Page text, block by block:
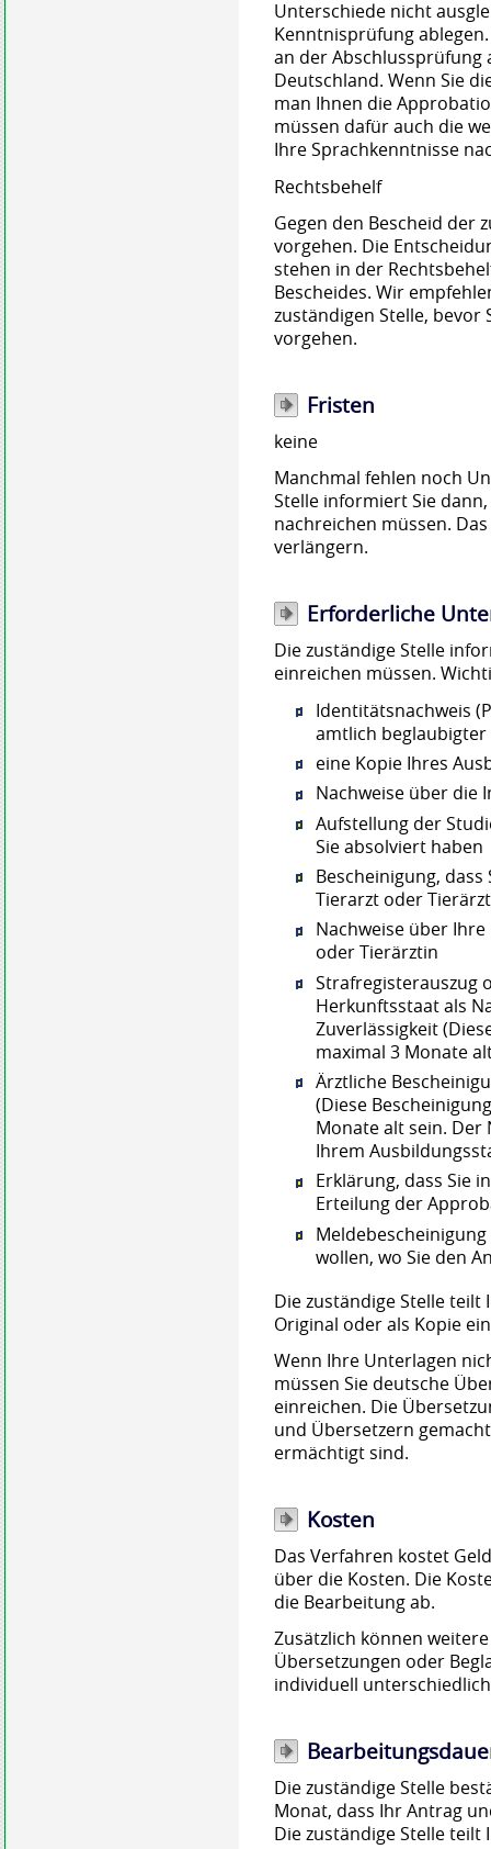
Unterschiede nicht
Kenntnisprüfung
an der Abschlussprüfung
Deutschland. Wenn Sie
man Ihnen die
müssen dafür auch die
Ihre Sprachkenntnisse
Rechtsbehelf
Gegen den Bescheid der
vorgehen. Die
stehen in der
Bescheides. Wir
zuständigen Stelle, bevor
vorgehen.
Fristen
keine
Manchmal fehlen noch
Stelle informiert Sie
nachreichen müssen.
verlängern.
Erforderliche
Die zuständige Stelle
einreichen müssen.
Identitätsnachweis
amtlich beglaubigter
eine Kopie Ihres
Nachweise über die
Aufstellung der
Sie absolviert haben
Bescheinigung,
Tierarzt oder
Nachweise über
oder Tierärztin
Strafregisterauszug
Herkunftsstaat als
Zuverlässigkeit
maximal 3 Monate
Ärztliche
(Diese
Monate alt sein. Der
Ihrem
Erklärung, dass Sie
Erteilung der
wollen, wo Sie den
Die zuständige Stelle teilt
Original oder als Kopie
Wenn Ihre Unterlagen
müssen Sie deutsche
einreichen. Die
und Übersetzern
ermächtigt sind.
Kosten
Das Verfahren kostet
über die Kosten. Die
die Bearbeitung ab.
Zusätzlich können
Übersetzungen oder
individuell
Die zuständige Stelle
Monat, dass Ihr Antrag
Die zuständige Stelle